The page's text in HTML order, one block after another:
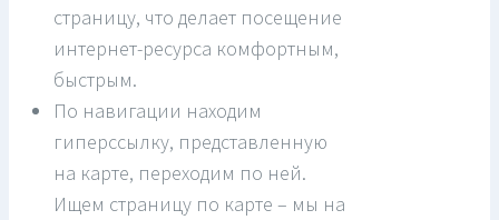
страницу, что делает посещение
интернет-ресурса комфортным,
быстрым.
По навигации находим
гиперссылку, представленную
на карте, переходим по ней.
Ищем страницу по карте – мы на